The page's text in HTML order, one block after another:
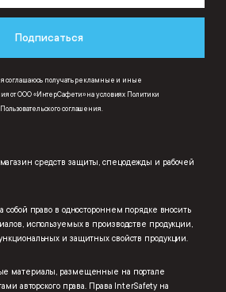
Подписаться
я соглашаюсь получать рекламные и иные
от ООО «ИнтерСафети» на условиях Политики
Пользовательского соглашения.
средств защиты, спецодежды и рабочей
собой право в одностороннем порядке вносить
используемых в производстве продукции,
и защитных свойств продукции.
материалы, размещенные на портале
авторского права. Права InterSafety на